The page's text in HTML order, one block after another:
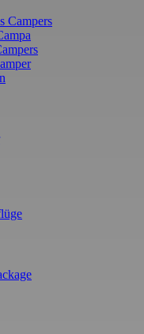
Campers